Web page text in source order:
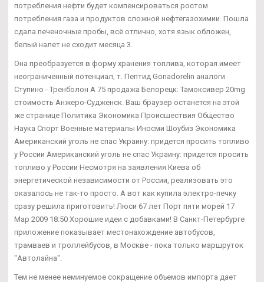
потребления нефти будет компенсироваться ростом
потребления газа и продуктов сложной нефтегазохимии. Пошла
сдала печеночные пробы, всё отлично, хотя язык обложен,
белый налет не сходит месяца 3.
Она преобразуется в форму хранения топлива, которая имеет
неограниченный потенциал, т. Пептид Gonadorelin аналоги
Ступино - Тренболон A 75 продажа Белорецк: Тамоксивер 20mg
стоимость Анжеро-Судженск. Ваш браузер останется на этой
же странице Политика Экономика Происшествия Общество
Наука Спорт Военные материалы Иносми Шоубиз Экономика
Американский уголь не спас Украину: придется просить топливо
у России Американский уголь не спас Украину: придется просить
топливо у России Несмотря на заявления Киева об
энергетической независимости от России, реализовать это
оказалось не так-то просто. А вот как купила электро-печку
сразу решила приготовить! Люси 67 лет Порт пяти морей 17
Мар 2009 18:50 Хорошие идеи с добавками! В Санкт-Петербурге
приложение показывает местонахождение автобусов,
трамваев и троллейбусов, в Москве - пока только маршруток
"Автолайна".
Тем не менее неминуемое сокращение объемов импорта дает